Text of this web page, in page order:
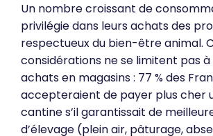
Un nombre croissant de
privilégie dans leurs achats des
respectueux du bien-être animal.
considérations ne se limitent pas
achats en magasins : 77 % des
accepteraient de payer plus cher
cantine s’il garantissait de
d’élevage (plein air, pâturage,